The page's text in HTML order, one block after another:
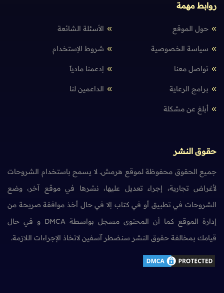
روابط مهمة
حول الموقع الأسئلة الشائعة
سياسة الخصوصية شروط الإستخدام
تواصل معنا إدعمنا مادياً
برامج الرعاية الداعمين لنا
أبلغ عن مشكلة
حقوق النشر
جميع الحقوق محفوظة لموقع هرمش. لا يسمح باستخدام الشروحات
لأغراض تجارية، إجراء تعديل عليها، نشرها في موقع آخر، وضع
الشروحات في تطبيق أو في كتاب إلا في حال أخذ موافقة صريحة من
إدارة الموقع كما أن المحتوى مسجل بواسطة DMCA و في حال
قيامك بمخالفة حقوق النشر سنضطر آسفين لاتخاذ الإجراءات اللازمة.